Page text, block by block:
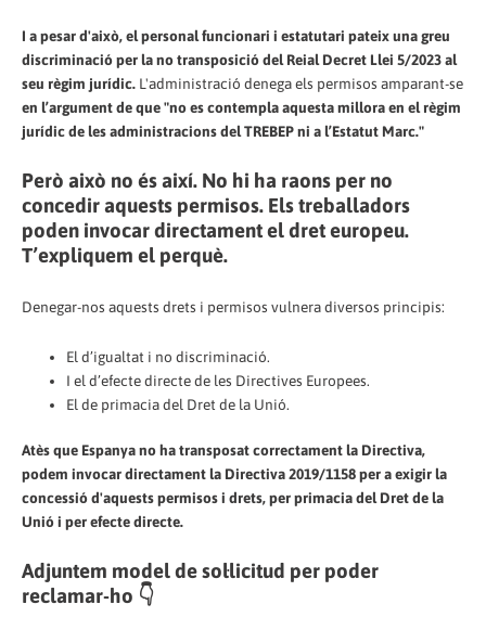
I a pesar d'això, el personal funcionari i estatutari pateix una greu
discriminació per la no transposició del Reial Decret Llei 5/2023 al
seu règim jurídic. L'administració denega els permisos amparant-se
en l’argument de que "no es contempla aquesta millora en el règim
jurídic de les administracions del TREBEP ni a l’Estatut Marc."
Però això no és així. No hi ha raons per no
concedir aquests permisos. Els treballadors
poden invocar directament el dret europeu.
T’expliquem el perquè.
Denegar-nos aquests drets i permisos vulnera diversos principis:
El d’igualtat i no discriminació.
I el d’efecte directe de les Directives Europees.
El de primacia del Dret de la Unió.
Atès que Espanya no ha transposat correctament la Directiva,
podem invocar directament la Directiva 2019/1158 per a exigir la
concessió d'aquests permisos i drets, per primacia del Dret de la
Unió i per efecte directe.
Adjuntem model de sol·licitud per poder
reclamar-ho 👇